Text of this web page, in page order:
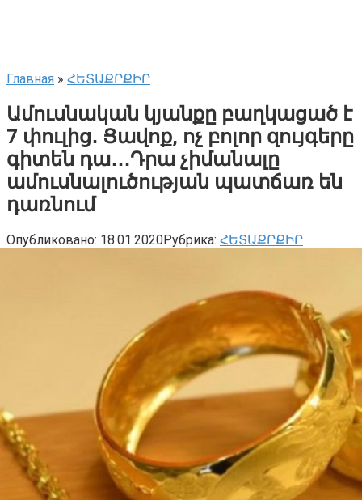
Главная » ՀԵՏԱՔՐՔԻՐ
Ամուսնական կյանքը բաղկացած է
7 փուլից․ Ցավոք, ոչ բոլոր զույգերը
գիտեն դա․․․Դրա չիմանալը
ամուսնալուծության պատճառ են
դառնում
Опубликовано: 18.01.2020Рубрика: ՀԵՏԱՔՐՔԻՐ